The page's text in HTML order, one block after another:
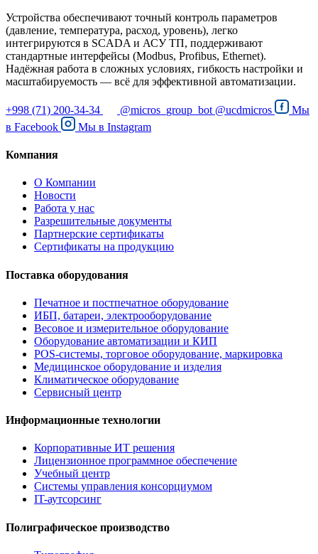
Устройства обеспечивают точный контроль параметров
(давление, температура, расход, уровень), легко
интегрируются в SCADA и АСУ ТП, поддерживают
стандартные интерфейсы (Modbus, Profibus, Ethernet).
Надёжная работа в сложных условиях, гибкость настройки и
масштабируемость — всё для эффективной автоматизации.
+998 (71) 200-34-34 @micros_group_bot @ucdmicros
Мы
в Facebook Мы в Instagram
Компания
О Компании
Новости
Работа у нас
Разрешительные документы
Партнерские сертификаты
Сертификаты на продукцию
Поставка оборудования
Печатное и постпечатное оборудование
ИБП, батареи, электрооборудование
Весовое и измерительное оборудование
Оборудование автоматизации и КИП
POS-системы, торговое оборудование, маркировка
Медицинское оборудование и изделия
Климатическое оборудование
Сервисный центр
Информационные технологии
Корпоративные ИТ решения
Лицензионное программное обеспечение
Учебный центр
Системы управления консорциумом
IT-аутсорсинг
Полиграфическое производство